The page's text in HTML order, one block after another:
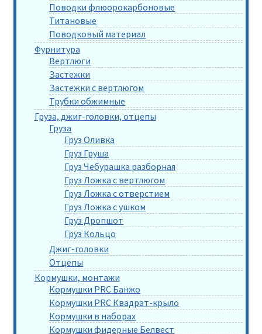
Поводки флюорокарбоновые
Титановые
Поводковый материал
Фурнитура
Вертлюги
Застежки
Застежки с вертлюгом
Трубки обжимные
Груза, джиг-головки, отцепы
Груза
Груз Оливка
Груз Груша
Груз Чебурашка разборная
Груз Ложка с вертлюгом
Груз Ложка с отверстием
Груз Ложка с ушком
Груз Дропшот
Груз Кольцо
Джиг-головки
Отцепы
Кормушки, монтажи
Кормушки PRC Банжо
Кормушки PRC Квадрат-крыло
Кормушки в наборах
Кормушки фидерные Белвест